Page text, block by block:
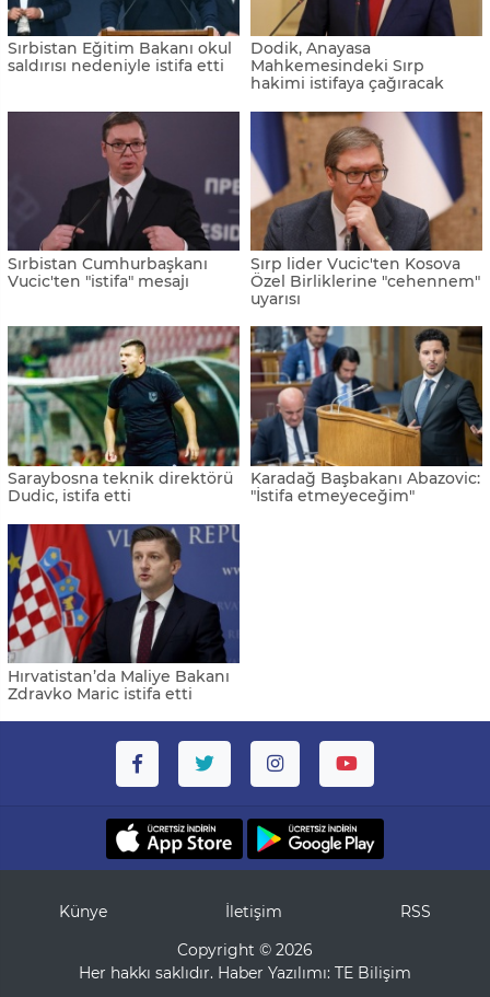
Sırbistan Eğitim Bakanı okul
saldırısı nedeniyle istifa etti
Dodik, Anayasa
Mahkemesindeki Sırp
hakimi istifaya çağıracak
Sırbistan Cumhurbaşkanı
Vucic'ten "istifa" mesajı
Sırp lider Vucic'ten Kosova
Özel Birliklerine "cehennem"
uyarısı
Saraybosna teknik direktörü
Dudic, istifa etti
Karadağ Başbakanı Abazovic:
"İstifa etmeyeceğim"
Hırvatistan’da Maliye Bakanı
Zdravko Maric istifa etti
Künye İletişim
RSS
Copyright © 2026
Her hakkı saklıdır. Haber Yazılımı: TE Bilişim